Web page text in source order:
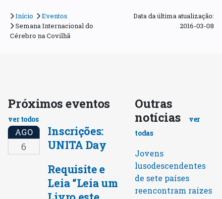
Início
Eventos
Semana Internacional do
Cérebro na Covilhã
Data da última atualização:
2016-03-08
Próximos eventos
ver todos
AGO
6
Inscrições:
UNITA Day
Requisite e
Leia “Leia um
Outras
notícias
ver
todas
Jovens
lusodescendentes
de sete países
reencontram raízes